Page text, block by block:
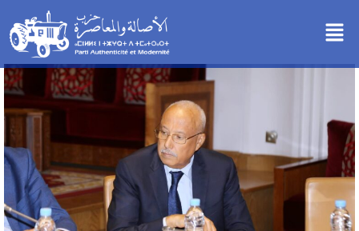
إلىMenu